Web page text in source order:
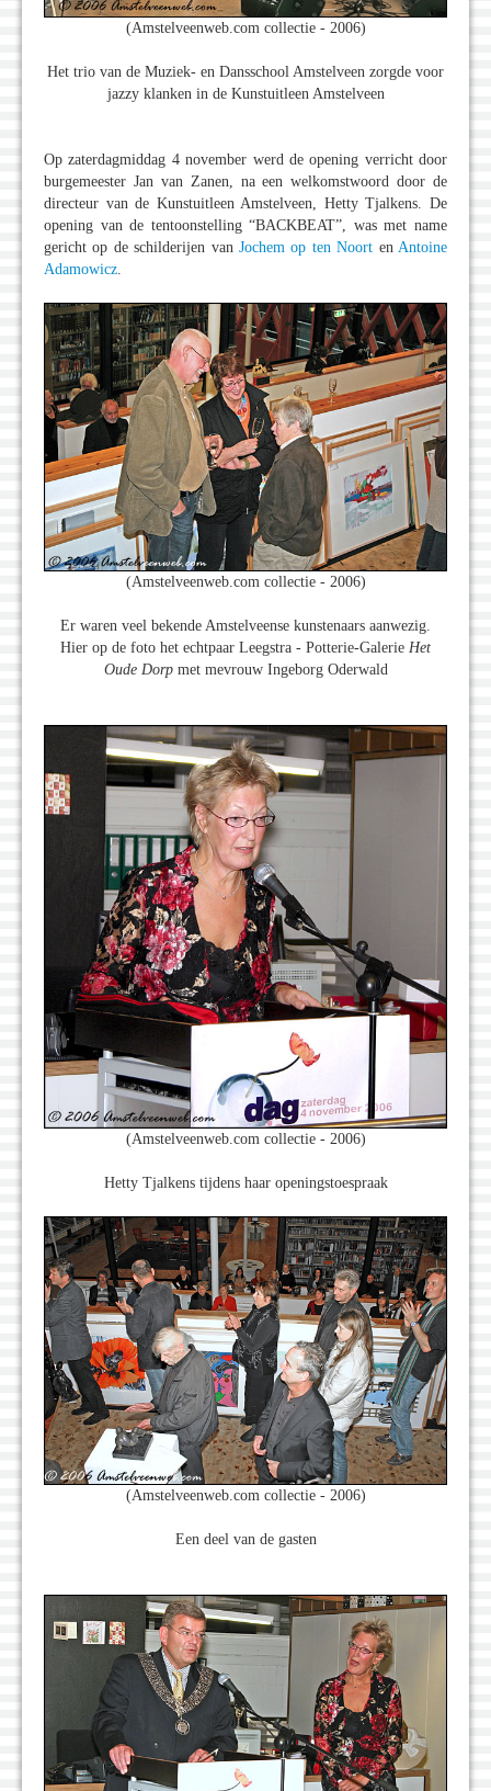
(Amstelveenweb.com collectie - 2006)
Het trio van de Muziek- en Dansschool Amstelveen zorgde voor
jazzy klanken in de Kunstuitleen Amstelveen
Op zaterdagmiddag 4 november werd de opening verricht door
burgemeester Jan van Zanen, na een welkomstwoord door de
directeur van de Kunstuitleen Amstelveen, Hetty Tjalkens. De
opening van de tentoonstelling “BACKBEAT”, was met name
gericht op de schilderijen van Jochem op ten Noort en Antoine
Adamowicz
(Amstelveenweb.com collectie - 2006)
Er waren veel bekende Amstelveense kunstenaars aanwezig.
Hier op de foto het echtpaar Leegstra - Potterie-Galerie Het
Oude Dorpmet mevrouw Ingeborg Oderwald
(Amstelveenweb.com collectie - 2006)
Hetty Tjalkens tijdens haar openingstoespraak
(Amstelveenweb.com collectie - 2006)
Een deel van de gasten